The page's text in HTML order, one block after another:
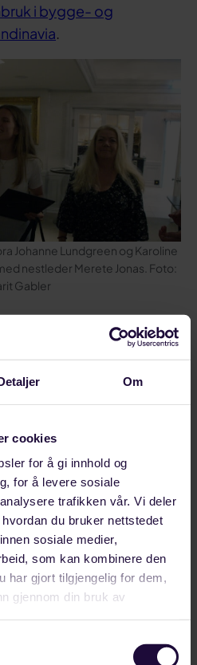
Om
cookies
for å gi innhold og
for å levere sosiale
trafikken vår. Vi deler
du bruker nettstedet
sosiale medier,
som kan kombinere den
har gjort tilgjengelig for dem,
gjennom din bruk av
i bygge- og
.
Johanne Lundgreen og Karoline
nestleder Merete Jonas. Foto:
Gabler
å søke
til 1. oktober.
i to kategorier med
Studenter fra
hovedprosjektoppgave
kan søke på den ene
bachelor- og
teknikk og teknologi kan
innen ledelse,
når oppgaven har en klar